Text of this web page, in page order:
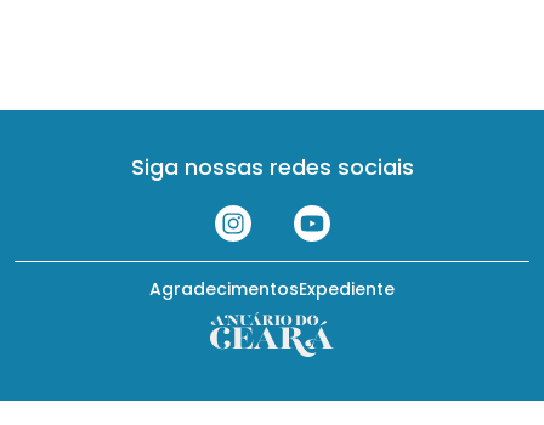
Siga nossas redes sociais
Expediente
Agradecimentos